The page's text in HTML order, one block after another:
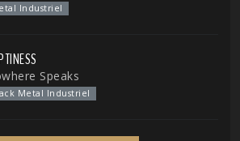
Industriel
Speaks
Metal Industriel